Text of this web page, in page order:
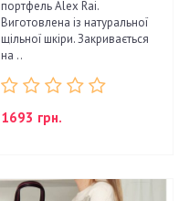
портфель Alex Rai.
Виготовлена ​​із натуральної
щільної шкіри. Закривається
на ..
1693 грн.